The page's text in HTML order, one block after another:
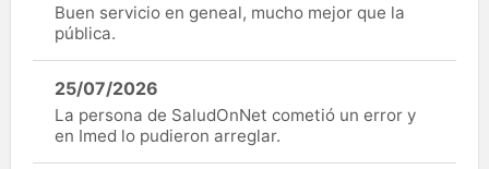
Buen servicio en geneal, mucho mejor que la
pública.
25/07/2026
La persona de SaludOnNet cometió un error y
en Imed lo pudieron arreglar.